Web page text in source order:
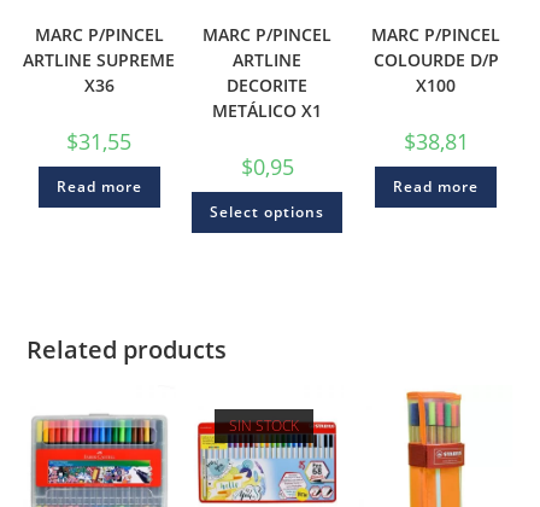
MARC P/PINCEL
ARTLINE SUPREME
X36
$31,55
Read more
MARC P/PINCEL
ARTLINE
DECORITE
METÁLICO X1
$0,95
Select options
MARC P/PINCEL
COLOURDE D/P
X100
$38,81
Read more
Related products
SIN STOCK